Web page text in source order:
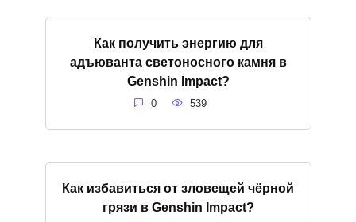
Как получить энергию для
адъюванта светоносного камня в
Genshin Impact?
0 539
Как избавиться от зловещей чёрной
грязи в Genshin Impact?